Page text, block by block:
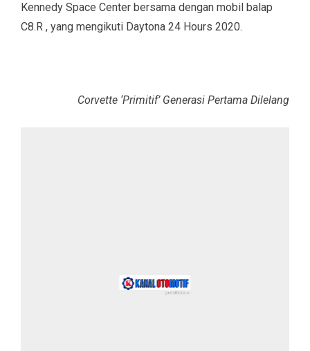
Kennedy Space Center bersama dengan mobil balap
C8.R , yang mengikuti Daytona 24 Hours 2020.
Corvette ‘Primitif’ Generasi Pertama Dilelang